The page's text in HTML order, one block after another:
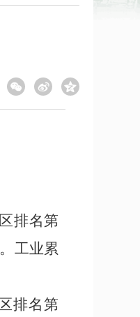
排名第
。 工业累
排名第